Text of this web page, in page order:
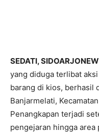
SEDATI,
yang diduga terlibat
barang di kios, berhasil
Banjarmelati,
Penangkapan terjadi
pengejaran hingga area